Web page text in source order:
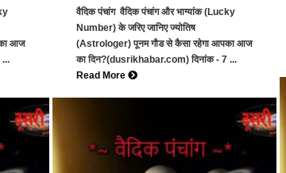
आज
...
वैदिक पंचांग वैदिक पंचांग और भाग्यांक (Lucky
Number) के जरिए जानिए ज्योतिष
(Astrologer) पूनम गौड से कैसा रहेगा आपका आज
का दिन?(dusrikhabar.com) दिनांक - 7 ...
Read More